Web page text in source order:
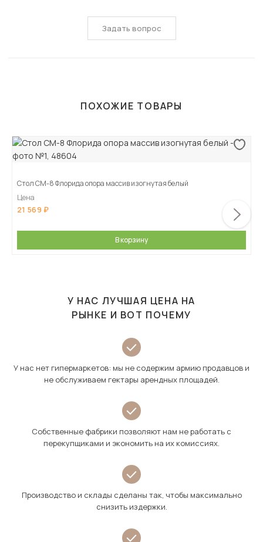
Задать вопрос
ПОХОЖИЕ ТОВАРЫ
Стол СМ-8 Флорида опора массив изогнутая белый
Цена
21 569
В корзину
У НАС ЛУЧШАЯ ЦЕНА НА
РЫНКЕ И ВОТ ПОЧЕМУ
У нас нет гипермаркетов: мы не содержим армию продавцов и
не обслуживаем гектары арендных площадей.
Собственные фабрики позволяют нам не работать с
перекупщиками и экономить на их комиссиях.
Производство и склады сделаны так, чтобы максимально
снизить издержки.